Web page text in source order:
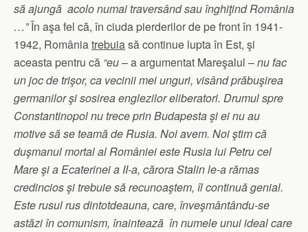
să ajungă acolo numai traversând sau înghiţind România
…”În aşa fel că, în ciuda pierderilor de pe front în 1941-
1942, Româniatrebuiasă continue lupta în Est, şi
aceasta pentru că “eu– a argumentat Mareşalul –nu fac
un joc de trişor, ca vecinii mei unguri, visând prăbuşirea
germanilor şi sosirea englezilor eliberatori. Drumul spre
Constantinopol nu trece prin Budapesta şi ei nu au
motive să se teamă de Rusia. Noi avem. Noi ştim că
duşmanul mortal al României este Rusia lui Petru cel
Mare şi a Ecaterinei a II-a, cărora Stalin le-a rămas
credincios şi trebuie să recunoaştem, îl continuă genial.
Este rusul rus dintotdeauna, care, înveşmântându-se
astăzi în comunism, înaintează în numele unui ideal care